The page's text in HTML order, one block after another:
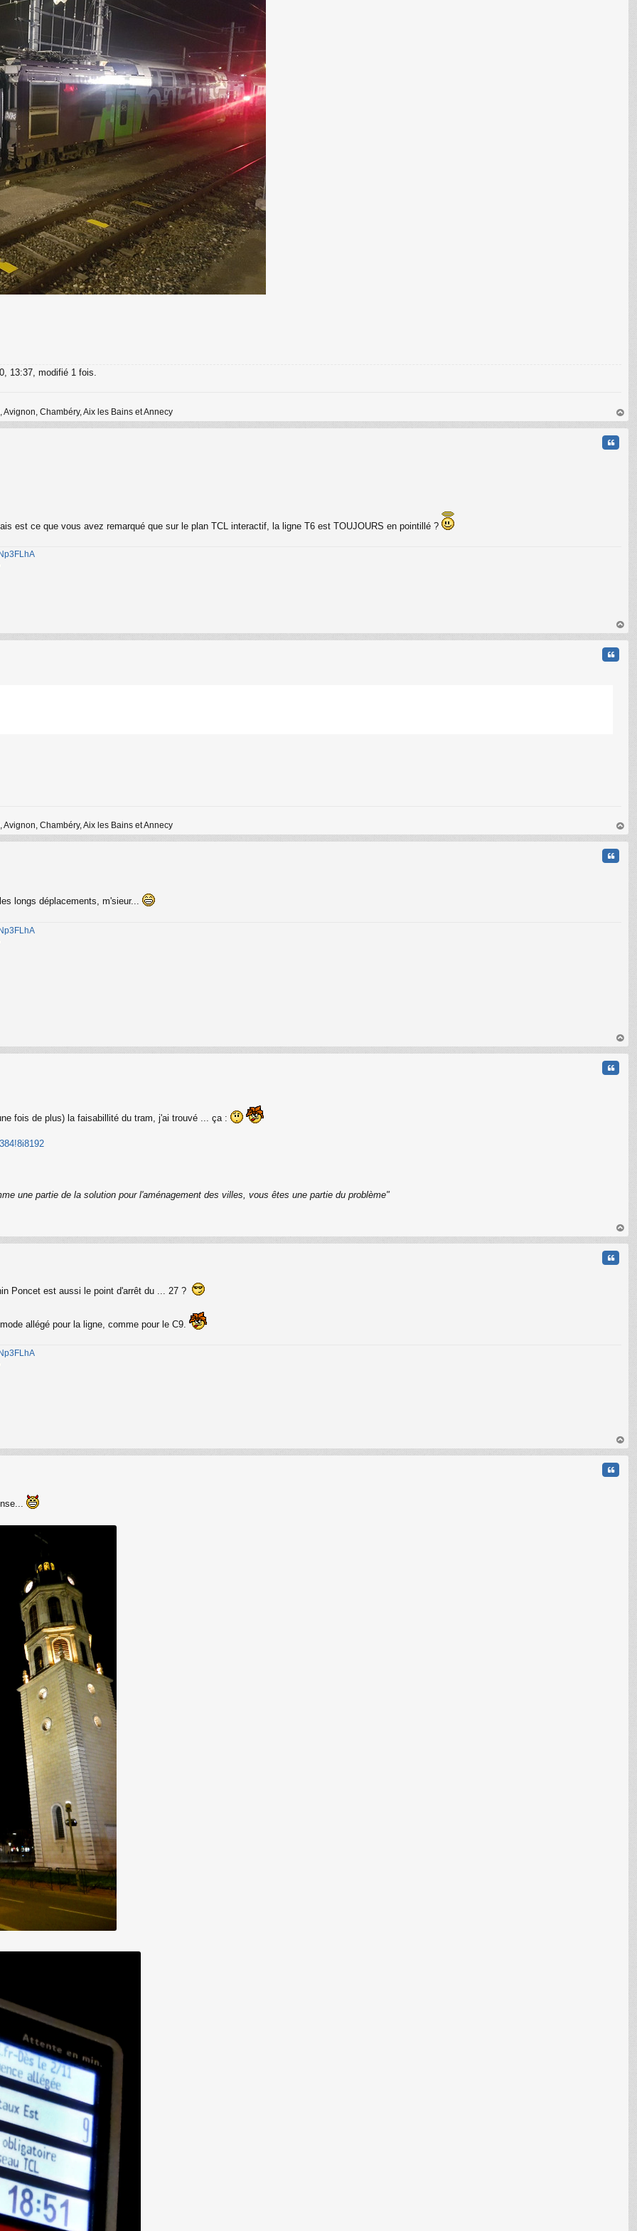
13:37, modifié 1 fois.
Chambéry, Aix les Bains et Annecy
au
est ce que vous avez remarqué que sur le plan TCL interactif, la ligne T6 est TOUJOURS en pointillé ?
au
Chambéry, Aix les Bains et Annecy
au
longs déplacements, m'sieur...
au
fois de plus) la faisabillité du tram, j'ai trouvé ... ça :
une partie de la solution pour l'aménagement des villes, vous êtes une partie du problème"
au
Poncet est aussi le point d'arrêt du ... 27 ?
allégé pour la ligne, comme pour le C9.
au